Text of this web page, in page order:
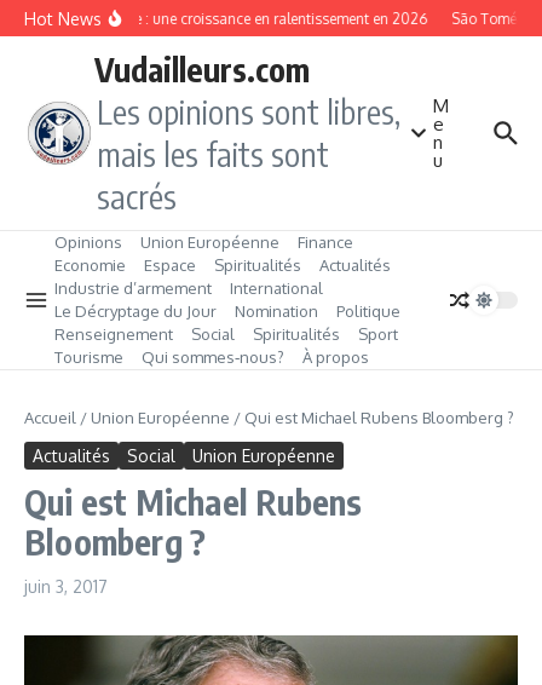
Aller au contenu
Hot NewsGambie : une croissance en ralentissement en 2026 São
Vudailleurs.com
Les opinions sont libres,
mais les faits sont
sacrés
M
e
n
u
Opinions Union Européenne
Finance
Economie
Espace Spiritualités
Actualités
Industrie d’armement
International
Le Décryptage du Jour
Nomination
Politique
Renseignement
Social Spiritualités
Sport
Tourisme
Qui sommes‑nous? À propos
Accueil / Union Européenne / Qui est Michael Rubens Bloomberg ?
Actualités Social Union Européenne
Qui est Michael Rubens
Bloomberg ?
juin 3, 2017